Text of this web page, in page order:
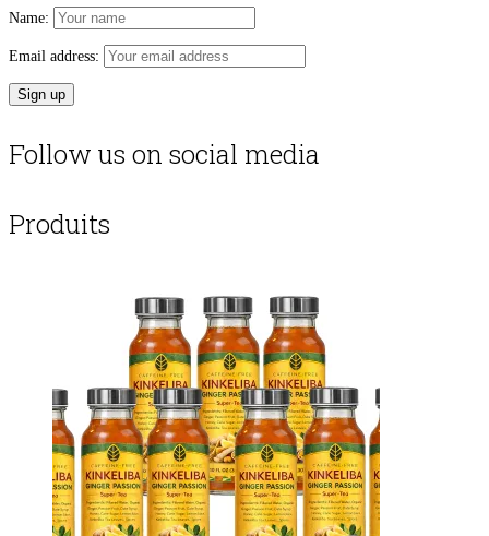
Name:
Email address:
Follow us on social media
Produits